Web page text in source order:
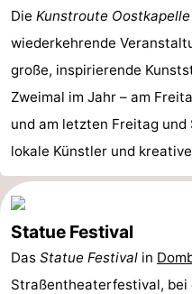
Die Kunstroute Oostkapelle
wiederkehrende
große, inspirierende
Zweimal im Jahr – am
und am letzten Freitag und
lokale Künstler und
Statue Festival
Das Statue Festival in
Straßentheaterfestival, bei